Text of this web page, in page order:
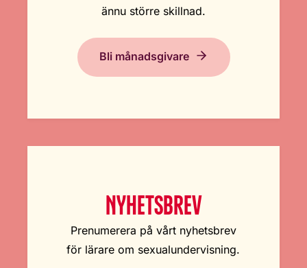
ännu större skillnad.
Bli månadsgivare
NYHETSBREV
Prenumerera på vårt nyhetsbrev
för lärare om sexualundervisning.